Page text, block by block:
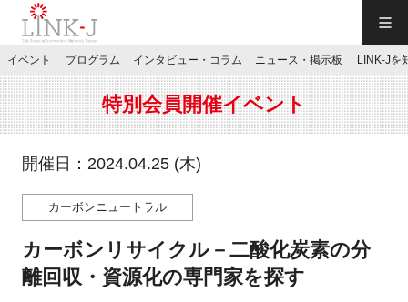
JP／EN
特別会員専用メニュー
施設ご予約
イベント プログラム インタビュー・コラム ニュース・掲示板 LINK-Jを
特別会員開催イベント
開催日：2024.04.25 (木)
カーボンニュートラル
カーボンリサイクル－二酸化炭素の分
離回収・資源化の専門家を探す